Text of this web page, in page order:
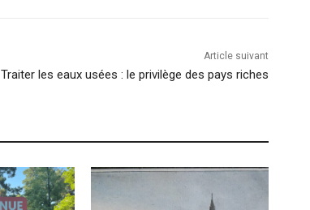
Article suivant
Traiter les eaux usées : le privilège des pays riches